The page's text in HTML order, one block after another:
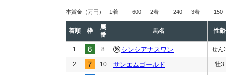
本賞金 （万円） 1着 600 2着 240 3着 150
着順 枠
馬
番
馬名 性齢
1 8 シンシアナスワン せん
2 10 サンエムゴールド 牡3